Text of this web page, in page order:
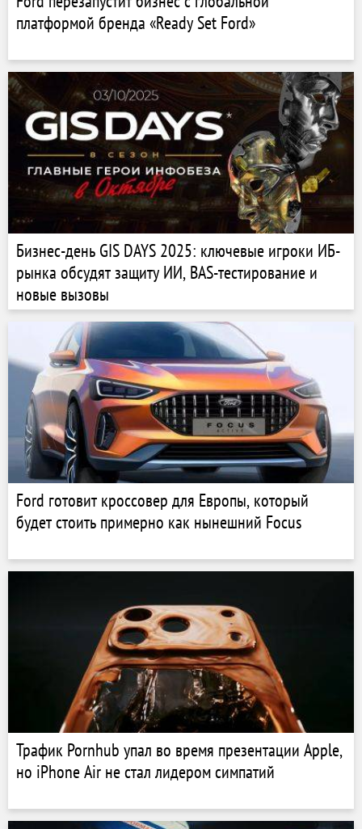
платформой бренда «Ready Set Ford»
Бизнес-день GIS DAYS 2025: ключевые игроки ИБ-
рынка обсудят защиту ИИ, BAS-тестирование и
новые вызовы
Ford готовит кроссовер для Европы, который
будет стоить примерно как нынешний Focus
Трафик Pornhub упал во время презентации Apple,
но iPhone Air не стал лидером симпатий